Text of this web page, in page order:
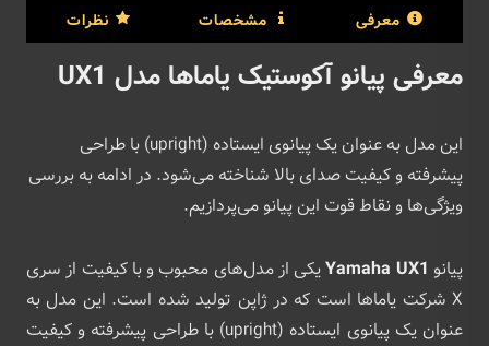
معرفی مشخصات نظرات
معرفی پیانو آکوستیک یاماها مدل UX1
این مدل به عنوان یک پیانوی ایستاده (upright) با طراحی
پیشرفته و کیفیت صدای بالا شناخته می‌شود. در ادامه به بررسی
ویژگی‌ها و نقاط قوت این پیانو می‌پردازیم.
پیانو Yamaha UX1یکی از مدل‌های محبوب و با کیفیت از سری
X شرکت یاماها است که در ژاپن تولید شده است. این مدل به
عنوان یک پیانوی ایستاده (upright) با طراحی پیشرفته و کیفیت